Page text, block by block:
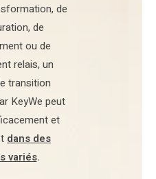
, de
, de
ou de
relais, un
transition
KeyWe peut
et
dans des
variés.